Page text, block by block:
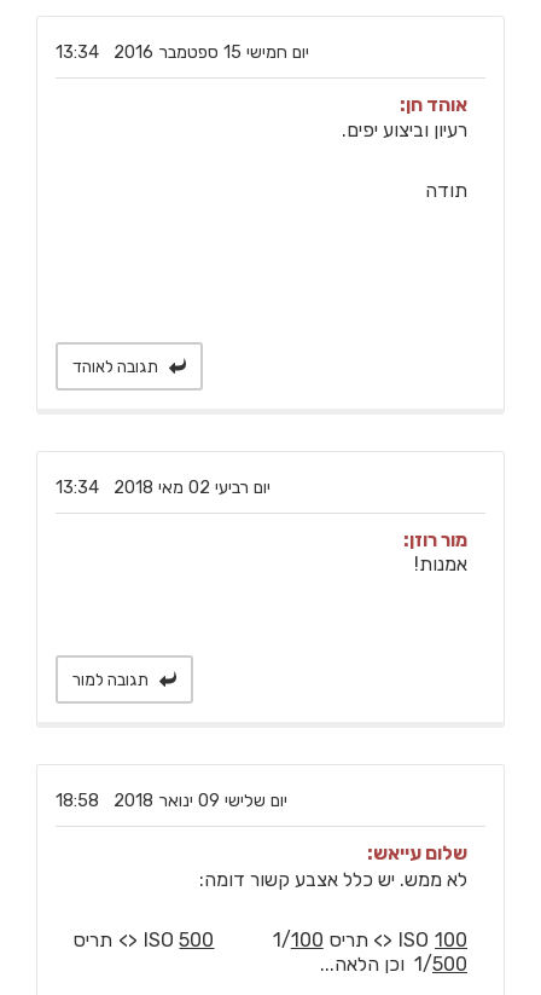
תגובה לאוהד
‏יום חמישי ‏15 ‏ספטמבר ‏2016 13:34
אוהד חן:
רעיון וביצוע יפים.
תודה
תגובה למור
‏יום רביעי ‏02 ‏מאי ‏2018 13:34
מור רוזן:
אמנות!
‏יום שלישי ‏09 ‏ינואר ‏2018 18:58
שלום עייאש:
לא ממש. יש כלל אצבע קשור דומה:
ISO100 <> תריס 1/ 100
500
<> תריס
1/500 וכן הלאה...